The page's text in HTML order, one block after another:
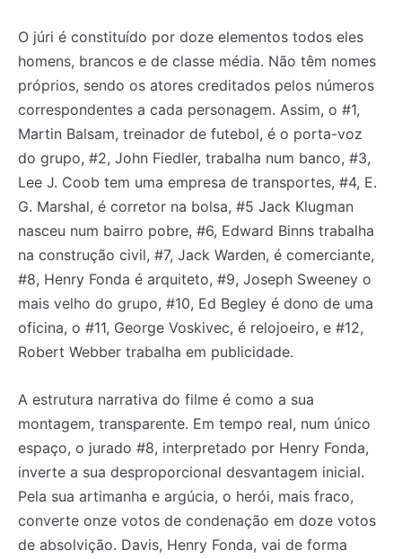
O júri é constituído por doze elementos todos eles
homens, brancos e de classe média. Não têm nomes
próprios, sendo os atores creditados pelos números
correspondentes a cada personagem. Assim, o #1,
Martin Balsam, treinador de futebol, é o porta-voz
do grupo, #2, John Fiedler, trabalha num banco, #3,
Lee J. Coob tem uma empresa de transportes, #4, E.
G. Marshal, é corretor na bolsa, #5 Jack Klugman
nasceu num bairro pobre, #6, Edward Binns trabalha
na construção civil, #7, Jack Warden, é comerciante,
#8, Henry Fonda é arquiteto, #9, Joseph Sweeney o
mais velho do grupo, #10, Ed Begley é dono de uma
oficina, o #11, George Voskivec, é relojoeiro, e #12,
Robert Webber trabalha em publicidade.
A estrutura narrativa do filme é como a sua
montagem, transparente. Em tempo real, num único
espaço, o jurado #8, interpretado por Henry Fonda,
inverte a sua desproporcional desvantagem inicial.
Pela sua artimanha e argúcia, o herói, mais fraco,
converte onze votos de condenação em doze votos
de absolvição. Davis, Henry Fonda, vai de forma